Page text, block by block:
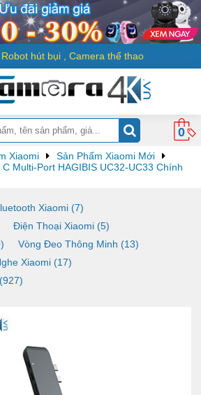
Robot hút bụi Camera thể thao
0
Xiaomi
Sản Phẩm Xiaomi Mới
Multi-Port HAGIBIS UC32-UC33 Chính
Xiaomi (7)
Điện Thoại Xiaomi (5)
Vòng Đeo Thông Minh (13)
Xiaomi (17)